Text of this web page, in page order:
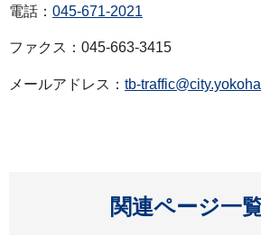
電話： 045-671-2021
ファクス：045-663-3415
メールアドレス： tb-
関連ページ一
開く